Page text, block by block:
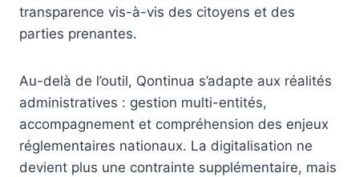
transparence vis-à-vis des citoyens et des
parties prenantes.
Au-delà de l’outil, Qontinua s’adapte aux réalités
administratives : gestion multi-entités,
accompagnement et compréhension des enjeux
réglementaires nationaux. La digitalisation ne
devient plus une contrainte supplémentaire, mais